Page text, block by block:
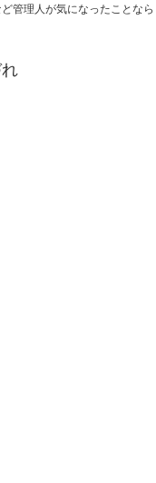
管理人が気になったことなら